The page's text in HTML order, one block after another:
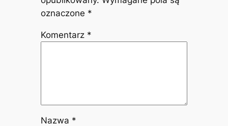
oznaczone *
Komentarz *
Nazwa *